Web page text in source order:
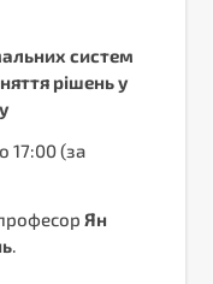
систем
рішень у
17:00 (за
Ян
.